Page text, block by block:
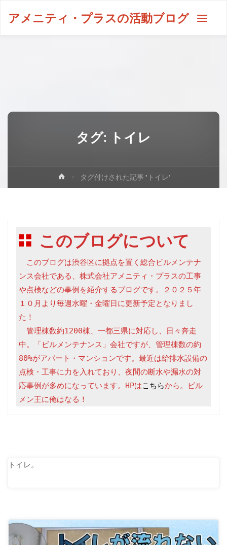
アメニティ・プラスの活動ブログ
タグ: トイレ
タグ付けされた記事 "トイレ"
このブログについて
このブログは渋谷区に拠点を置く総合ビルメンテナ
ンス会社である、株式会社アメニティ・プラスの工事
や点検などの事例を紹介するブログです。２０２５年
１０月より毎週水曜・金曜日に更新予定となりまし
た！
管理棟数約1200棟、一都三県に対応し、日々奔走
中。「ビルメンテナンス」会社ですが、管理棟数の約
80%がアパート・マンションです。最近は給排水設備の
点検・工事に力を入れており、夜間の断水や漏水の対
応事例が多めになっています。HPはこちらから。ビル
メン王に俺はなる！
トイレ。